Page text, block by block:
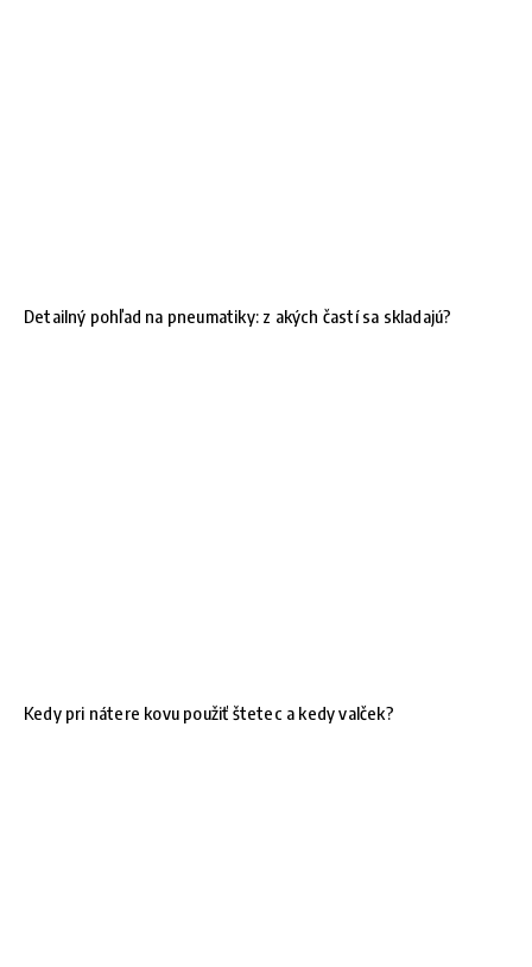
Detailný pohľad na pneumatiky: z akých častí sa skladajú?
Kedy pri nátere kovu použiť štetec a kedy valček?